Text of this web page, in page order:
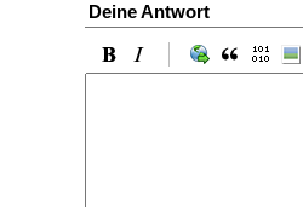
Deine Antwort